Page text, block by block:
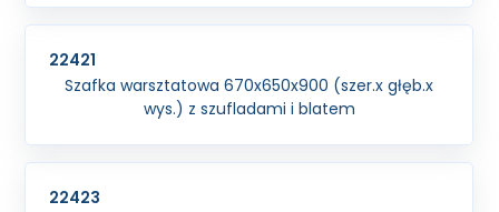
22421
Szafka warsztatowa 670x650x900 (szer.x głęb.x
wys.) z szufladami i blatem
22423